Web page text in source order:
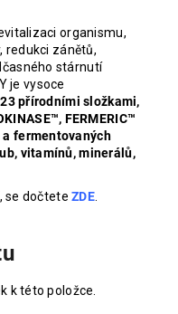
organismu,
redukci zánětů,
stárnutí
je vysoce
23 přírodními složkami,
FERMERIC™
fermentovaných
vitamínů, minerálů,
se dočteteZDE
k této položce.